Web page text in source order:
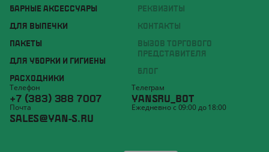
БАРНЫЕ АКСЕССУАРЫ
ДЛЯ ВЫПЕЧКИ
ПАКЕТЫ
ДЛЯ УБОРКИ И ГИГИЕНЫ
РАСХОДНИКИ
РЕКВИЗИТЫ
КОНТАКТЫ
ВЫЗОВ ТОРГОВОГО
ПРЕДСТАВИТЕЛЯ
БЛОГ
Телефон
+7 (383) 388 7007
Телеграм
YANSRU_BOT
Почта
SALES@YAN-S.RU
Ежедневно с 09:00 до 18:00